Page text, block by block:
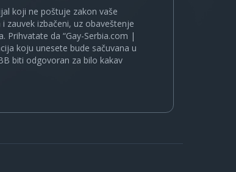
koji ne poštuje zakon vaše
zauvek izbačeni, uz obaveštenje
Prihvatate da “Gay-Serbia.com |
koju unesete bude sačuvana u
biti odgovoran za bilo kakav